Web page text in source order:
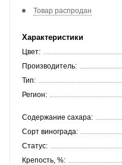
Товар распродан
Характеристики
Цвет:
Производитель:
Тип:
Регион:
Содержание сахара:
Сорт винограда:
Статус:
Крепость, %: